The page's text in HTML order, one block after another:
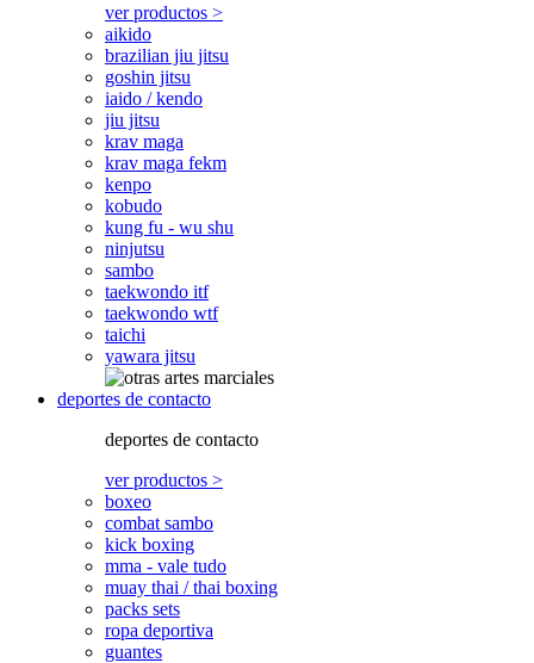
ver productos >
aikido
brazilian jiu jitsu
goshin jitsu
iaido / kendo
jiu jitsu
krav maga
krav maga fekm
kenpo
kobudo
kung fu - wu shu
ninjutsu
sambo
taekwondo itf
taekwondo wtf
taichi
yawara jitsu
deportes de contacto
deportes de contacto
ver productos >
boxeo
combat sambo
kick boxing
mma - vale tudo
muay thai / thai boxing
packs sets
ropa deportiva
guantes